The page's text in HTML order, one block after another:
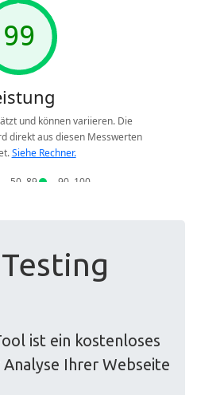
Testing
ist ein kostenloses
Ihrer Webseite